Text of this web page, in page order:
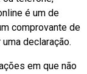
é um de
comprovante de
declaração.
em que não